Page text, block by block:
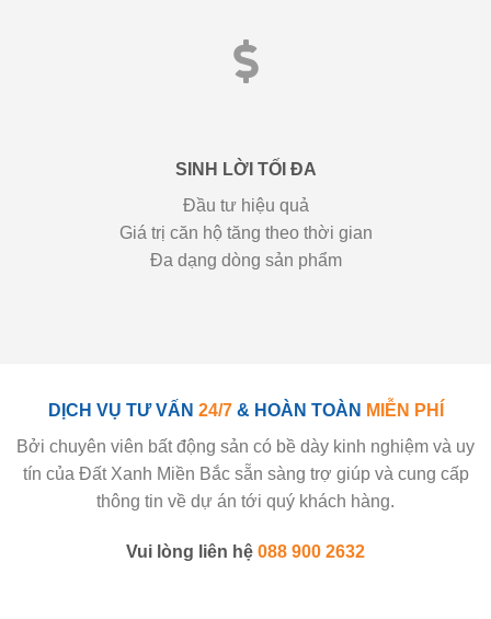
SINH LỜI TỐI ĐA
Đầu tư hiệu quả
Giá trị căn hộ tăng theo thời gian
Đa dạng dòng sản phẩm
DỊCH VỤ TƯ VẤN 24/7& HOÀN TOÀN MIỄN PHÍ
Bởi chuyên viên bất động sản có bề dày kinh nghiệm và uy
tín của Đất Xanh Miền Bắc sẵn sàng trợ giúp và cung cấp
thông tin về dự án tới quý khách hàng.
Vui lòng liên hệ 088 900 2632